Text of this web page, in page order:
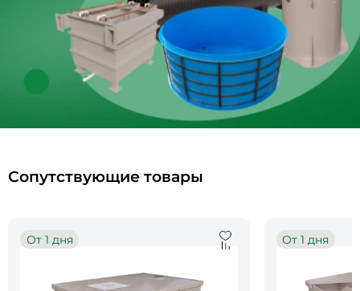
Сопутствующие товары
От 1 дня От 1 дня